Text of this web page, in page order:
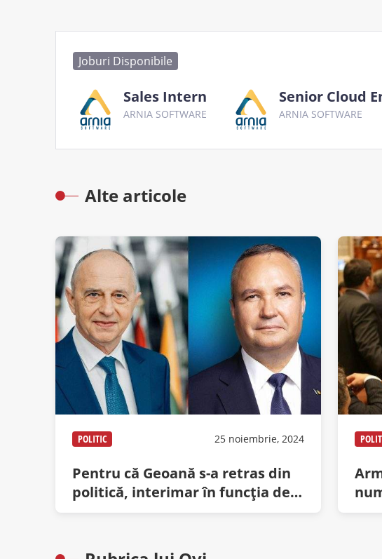
Joburi Disponibile
Sales Intern
ARNIA SOFTWARE
Senior Cloud
ARNIA SOFTWARE
Alte articole
POLITIC 25 noiembrie, 2024
Pentru că Geoană s-a retras din
politică, interimar în funcția de
prostănac a fost numit Ciucă